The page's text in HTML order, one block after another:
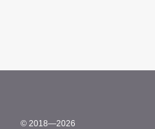
© 2018—2026